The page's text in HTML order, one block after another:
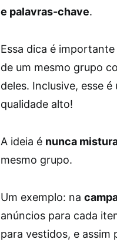
e palavras-chave.
Essa dica é importante
de um mesmo grupo
deles. Inclusive, esse
qualidade alto!
A ideia é nunca
mesmo grupo.
Um exemplo: na
anúncios para cada
para vestidos, e assim